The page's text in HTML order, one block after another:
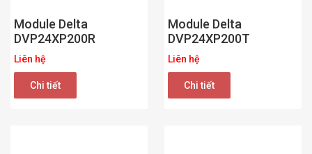
Module Delta
DVP24XP200R
Liên hệ
Chi tiết
Module Delta
DVP24XP200T
Liên hệ
Chi tiết